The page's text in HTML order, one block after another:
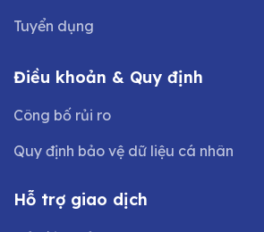
Tuyển dụng
Điều khoản & Quy định
Công bố rủi ro
Quy định bảo vệ dữ liệu cá nhân
Hỗ trợ giao dịch